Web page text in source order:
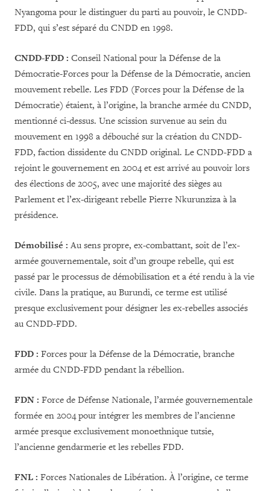
Nyangoma pour le distinguer du parti au pouvoir, le CNDD-
FDD, qui s’est séparé du CNDD en 1998.
CNDD-FDD : Conseil National pour la Défense de la
Démocratie-Forces pour la Défense de la Démocratie, ancien
mouvement rebelle. Les FDD (Forces pour la Défense de la
Démocratie) étaient, à l’origine, la branche armée du CNDD,
mentionné ci-dessus. Une scission survenue au sein du
mouvement en 1998 a débouché sur la création du CNDD-
FDD, faction dissidente du CNDD original. Le CNDD-FDD a
rejoint le gouvernement en 2004 et est arrivé au pouvoir lors
des élections de 2005, avec une majorité des sièges au
Parlement et l’ex-dirigeant rebelle Pierre Nkurunziza à la
présidence.
Démobilisé : Au sens propre, ex-combattant, soit de l’ex-
armée gouvernementale, soit d’un groupe rebelle, qui est
passé par le processus de démobilisation et a été rendu à la vie
civile. Dans la pratique, au Burundi, ce terme est utilisé
presque exclusivement pour désigner les ex-rebelles associés
au CNDD-FDD.
FDD : Forces pour la Défense de la Démocratie, branche
armée du CNDD-FDD pendant la rébellion.
FDN : Force de Défense Nationale, l’armée gouvernementale
formée en 2004 pour intégrer les membres de l’ancienne
armée presque exclusivement monoethnique tutsie,
l’ancienne gendarmerie et les rebelles FDD.
FNL : Forces Nationales de Libération. À l’origine, ce terme